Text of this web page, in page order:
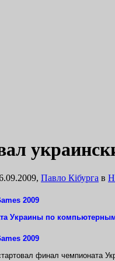
Павло Кібурга в
Украины по
финал чемпионата